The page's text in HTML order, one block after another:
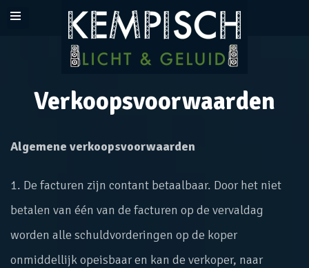
Realisaties
Dj huren
Over ons
Verkoopsvoorwaarden
Algemene verkoopsvoorwaarden
1. De facturen zijn contant betaalbaar. Door het niet
betalen van één van de facturen op de vervaldag
worden alle schuldvorderingen op de koper
onmiddellijk opeisbaar en kan de verkoper, naar